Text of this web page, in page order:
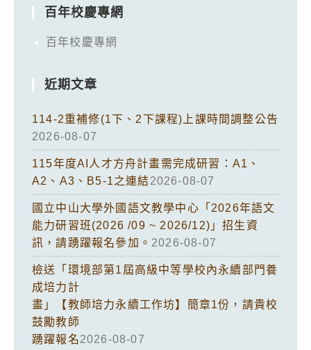
百年校慶專網
百年校慶專網
近期文章
114-2重補修(1下、2下課程)上課時間調整公告
2026-08-07
115年度AI人才方舟計畫需完成研習：A1、
A2、A3、B5-1之連結2026-08-07
國立中山大學外國語文教學中心「2026年語文
能力研習班(2026 /09 ~ 2026/12)」招生資
訊，請踴躍報名參加。 2026-08-07
檢送「環境部第1屆高級中等學校內永續部門養
成培力計
畫」【教師培力永續工作坊】簡章1份，請貴校
鼓勵教師
踴躍報名2026-08-07